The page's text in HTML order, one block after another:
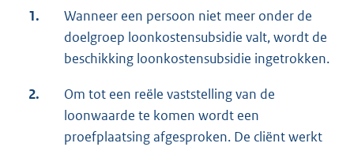
1.
Wanneer een persoon niet meer onder de
doelgroep loonkostensubsidie valt, wordt de
beschikking loonkostensubsidie ingetrokken.
2.
Om tot een reële vaststelling van de
loonwaarde te komen wordt een
proefplaatsing afgesproken. De cliënt werkt